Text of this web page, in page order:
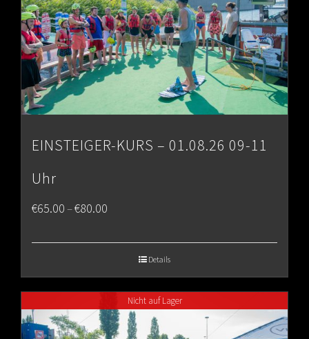
EINSTEIGER-KURS – 01.08.26 09-11
Uhr
€65.00–€80.00
€80.00
Details
Nicht auf Lager